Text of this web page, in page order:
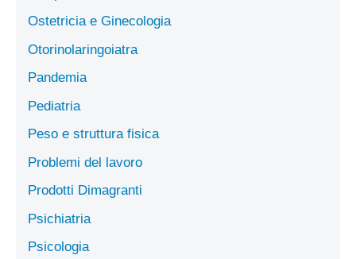
Ostetricia e Ginecologia
Otorinolaringoiatra
Pandemia
Pediatria
Peso e struttura fisica
Problemi del lavoro
Prodotti Dimagranti
Psichiatria
Psicologia